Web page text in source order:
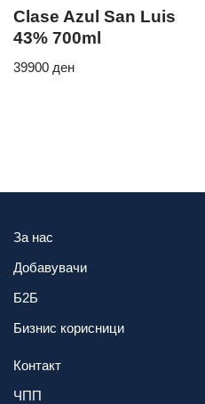
Clase Azul San Luis
43% 700ml
39900 ден
За нас
Добавувачи
Б2Б
Бизнис корисници
Контакт
ЧПП